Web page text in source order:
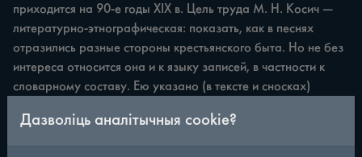
приходится на 90-е годы XIX в. Цель труда М. Н. Косич —
литературно-этнографическая: показать, как в песнях
отразились разные стороны крестьянского быта. Но не без
интереса относится она и к языку записей, в частности к
словарному составу. Ею указано (в тексте и сносках)
мушкаваны, хлап, б у рдяны, шапавал, намётка, ксцины,
брахнийка, прыклика, абыдзень и др. Однако надо
Дазволіць аналітычныя cookie?